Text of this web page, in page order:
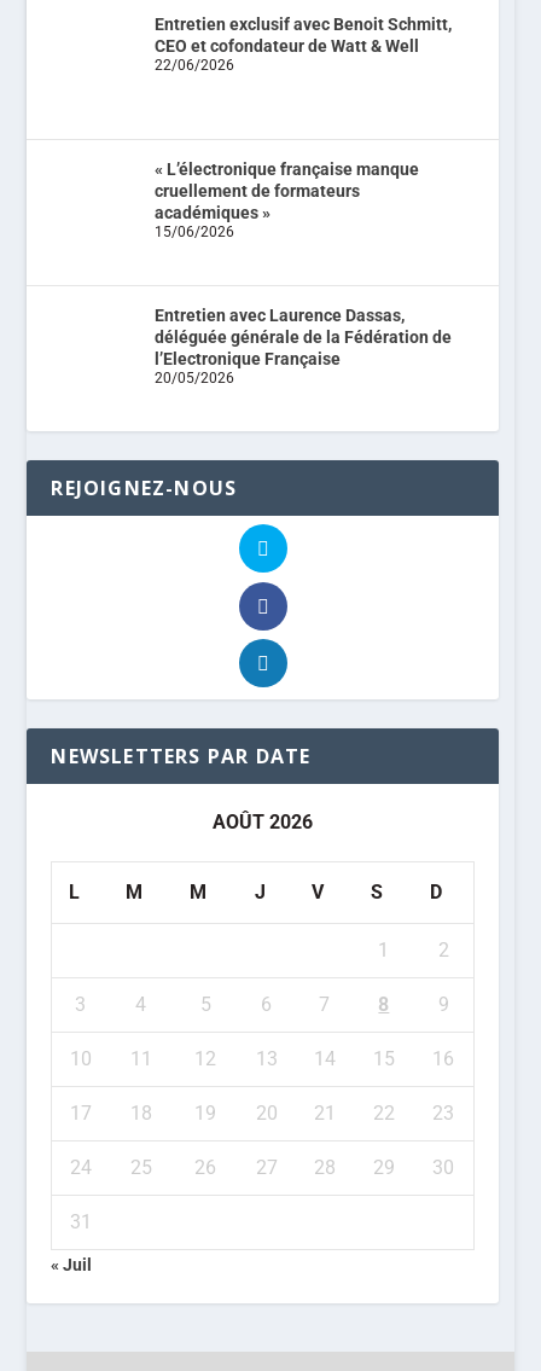
Entretien exclusif avec Benoit Schmitt,
CEO et cofondateur de Watt & Well
22/06/2026
« L’électronique française manque
cruellement de formateurs
académiques »
15/06/2026
Entretien avec Laurence Dassas,
déléguée générale de la Fédération de
l’Electronique Française
20/05/2026
REJOIGNEZ-NOUS
NEWSLETTERS PAR DATE
AOÛT 2026
L M M J V S D
1 2
3 4 5 6 7 8 9
10 11 12 13 14 15 16
17 18 19 20 21 22 23
24 25 26 27 28 29 30
31
« Juil